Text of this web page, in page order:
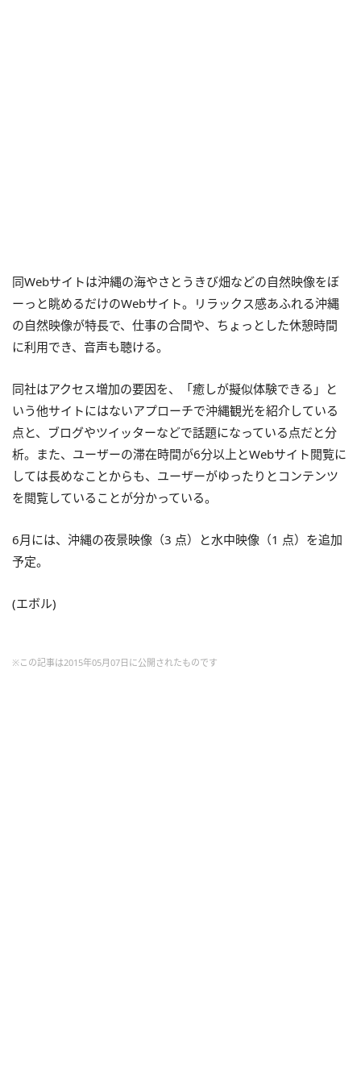
同Webサイトは沖縄の海やさとうきび畑などの自然映像をぼ
ーっと眺めるだけのWebサイト。リラックス感あふれる沖縄
の自然映像が特長で、仕事の合間や、ちょっとした休憩時間
に利用でき、音声も聴ける。
同社はアクセス増加の要因を、「癒しが擬似体験できる」と
いう他サイトにはないアプローチで沖縄観光を紹介している
点と、ブログやツイッターなどで話題になっている点だと分
析。また、ユーザーの滞在時間が6分以上とWebサイト閲覧に
しては長めなことからも、ユーザーがゆったりとコンテンツ
を閲覧していることが分かっている。
6月には、沖縄の夜景映像（3 点）と水中映像（1 点）を追加
予定。
(エボル)
※この記事は2015年05月07日に公開されたものです